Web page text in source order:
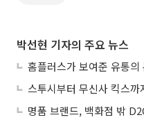
박선현 기자의 주요 뉴스
홈플러스가 보여준 유통의